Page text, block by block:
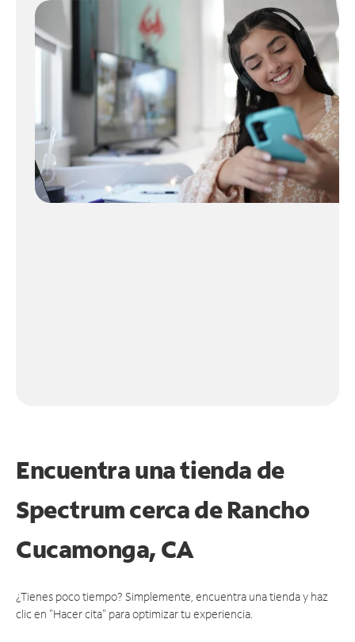
Encuentra una tienda de
Spectrumcerca de Rancho
Cucamonga, CA
¿Tienes poco tiempo? Simplemente, encuentra una tienda y haz
clic en "Hacer cita" para optimizar tu experiencia.